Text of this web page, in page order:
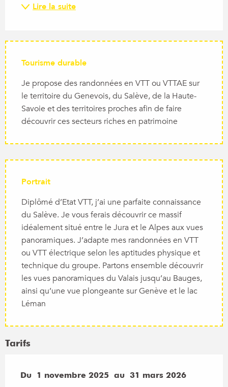
Lire la suite
Tourisme durable
Je propose des randonnées en VTT ou VTTAE sur
le territoire du Genevois, du Salève, de la Haute-
Savoie et des territoires proches afin de faire
découvrir ces secteurs riches en patrimoine
Portrait
Diplômé d’Etat VTT, j’ai une parfaite connaissance
du Salève. Je vous ferais découvrir ce massif
idéalement situé entre le Jura et le Alpes aux vues
panoramiques. J’adapte mes randonnées en VTT
ou VTT électrique selon les aptitudes physique et
technique du groupe. Partons ensemble découvrir
les vues panoramiques du Valais jusqu’au Bauges,
ainsi qu’une vue plongeante sur Genève et le lac
Léman
Tarifs
Du 1 novembre 2025 au 31 mars 2026
Du 1 novembre 2025 au 31 mars 2026